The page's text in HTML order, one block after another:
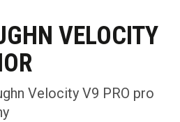
VELOCITY
Velocity V9 PRO pro